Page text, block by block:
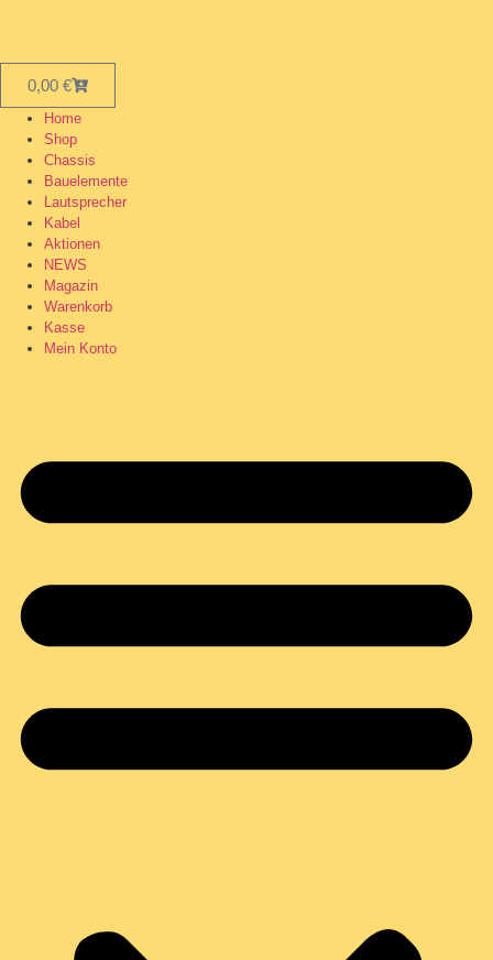
0,00 €
Home
Shop
Chassis
Bauelemente
Lautsprecher
Kabel
Aktionen
NEWS
Magazin
Warenkorb
Kasse
Mein Konto